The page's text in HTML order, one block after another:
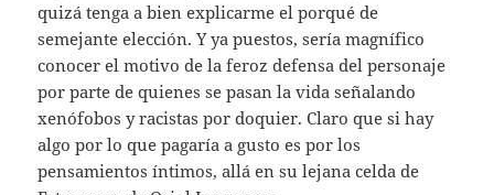
quizá tenga a bien explicarme el porqué de
semejante elección. Y ya puestos, sería magnífico
conocer el motivo de la feroz defensa del personaje
por parte de quienes se pasan la vida señalando
xenófobos y racistas por doquier. Claro que si hay
algo por lo que pagaría a gusto es por los
pensamientos íntimos, allá en su lejana celda de